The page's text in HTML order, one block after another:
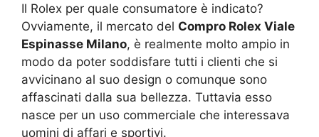
Il Rolex per quale consumatore è indicato?
Ovviamente, il mercato del Compro Rolex Viale
Espinasse Milano, è realmente molto ampio in
modo da poter soddisfare tutti i clienti che si
avvicinano al suo design o comunque sono
affascinati dalla sua bellezza. Tuttavia esso
nasce per un uso commerciale che interessava
uomini di affari e sportivi.